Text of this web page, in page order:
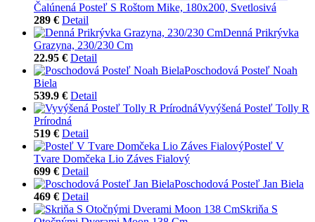
Čalúnená Posteľ S Roštom Mike, 180x200, Svetlosivá
289 € Detail
Denná Prikrývka
Grazyna, 230/230 Cm
22.95 € Detail
Poschodová Posteľ Noah
Biela
539.9 € Detail
Vyvýšená Posteľ Tolly R
Prírodná
519 € Detail
Posteľ V
Tvare Domčeka Lio Záves Fialový
699 € Detail
Poschodová Posteľ Jan Biela
469 € Detail
Skriňa S